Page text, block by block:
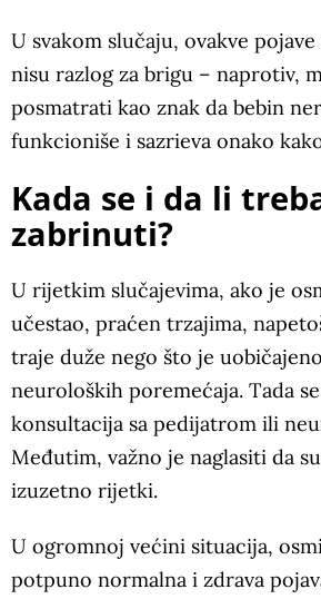
U svakom slučaju, ovakve
nisu razlog za brigu – naprotiv,
posmatrati kao znak da bebin
funkcioniše i sazrieva onako
Kada se i da li
zabrinuti?
U rijetkim slučajevima, ako je
učestao, praćen trzajima,
traje duže nego što je
neuroloških poremećaja. Tada
konsultacija sa pedijatrom ili
Međutim, važno je naglasiti da
izuzetno rijetki.
U ogromnoj većini situacija,
potpuno normalna i zdrava